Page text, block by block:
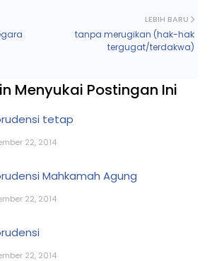
LEBIH BARU
tanpa merugikan (hak-hak
tergugat/terdakwa)
Menyukai Postingan Ini
tetap
22, 2014
Mahkamah Agung
22, 2014
22, 2014